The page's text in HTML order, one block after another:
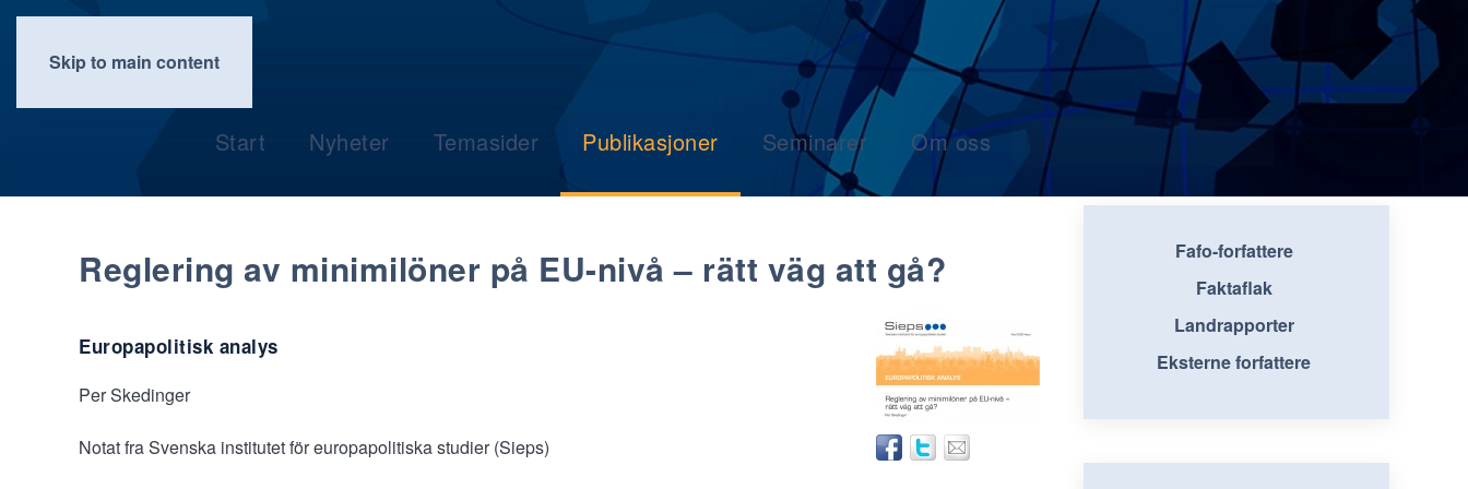
Skip to main content
Start Nyheter Temasider Publikasjoner Seminarer Om oss
Reglering av minimilöner på EU-nivå – rätt väg att gå?
Europapolitisk analys
Per Skedinger
Notat fra Svenska institutet för europapolitiska studier (Sieps)
Fafo-forfattere
Faktaflak
Landrapporter
Eksterne forfattere